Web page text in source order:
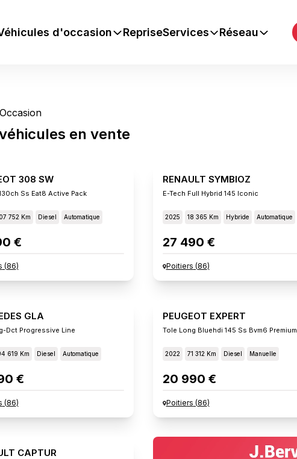
d'occasion RepriseServices Réseau
en vente
308 SW
Ss Eat8 Active Pack
752 Km Diesel Automatique
€
(86)
RENAULT SYMBIOZ
E-Tech Full Hybrid 145 Iconic
2025 18 365 Km Hybride Automatique
27 490 €
Poitiers (86)
GLA
Dct Progressive Line
619 Km Diesel Automatique
€
(86)
PEUGEOT EXPERT
Tole Long Bluehdi 145 Ss Bvm6 Premium
2022 71 312 Km Diesel Manuelle
20 990 €
Poitiers (86)
CAPTUR